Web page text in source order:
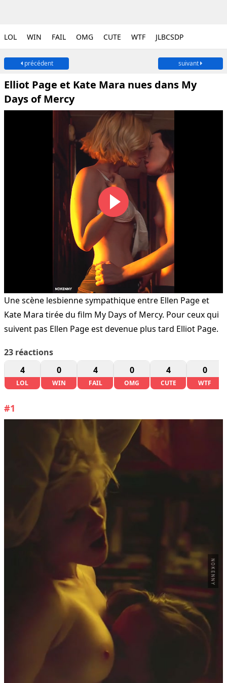
LOL WIN FAIL OMG CUTE WTF JLBCSDP
précédent suivant
Elliot Page et Kate Mara nues dans My
Days of Mercy
Une scène lesbienne sympathique entre Ellen Page et
Kate Mara tirée du film My Days of Mercy. Pour ceux qui
suivent pas Ellen Page est devenue plus tard Elliot Page.
23 réactions
4
LOL
0
WIN
4
FAIL
0
OMG
4
CUTE
0
WTF
#1